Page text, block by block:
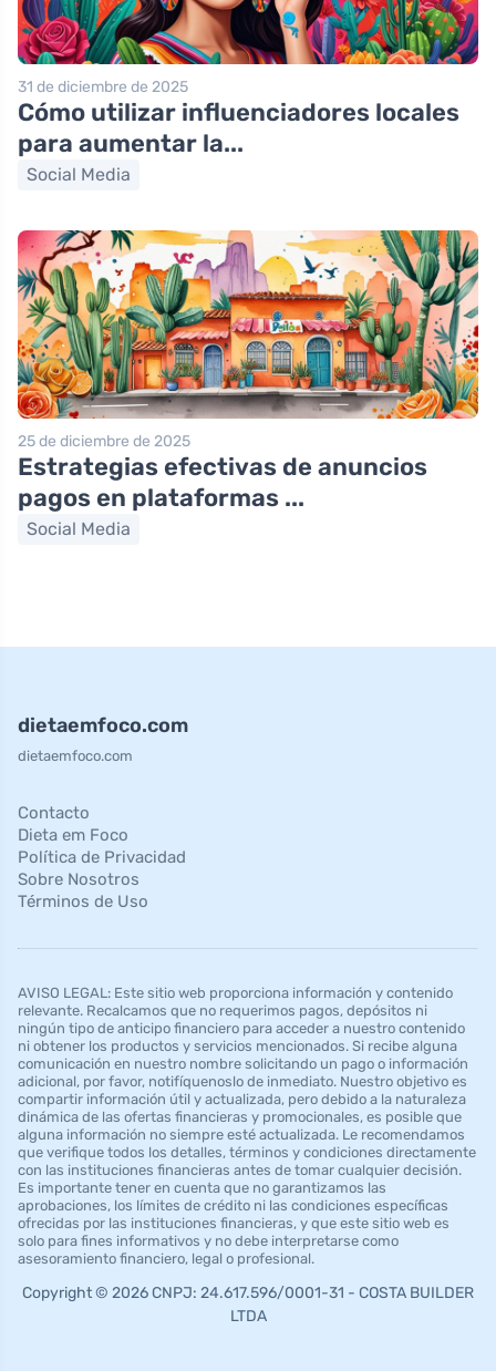
31 de diciembre de 2025
Cómo utilizar influenciadores locales
para aumentar la...
Social Media
25 de diciembre de 2025
Estrategias efectivas de anuncios
pagos en plataformas ...
Social Media
dietaemfoco.com
dietaemfoco.com
Contacto
Dieta em Foco
Política de Privacidad
Sobre Nosotros
Términos de Uso
AVISO LEGAL: Este sitio web proporciona información y contenido
relevante. Recalcamos que no requerimos pagos, depósitos ni
ningún tipo de anticipo financiero para acceder a nuestro contenido
ni obtener los productos y servicios mencionados. Si recibe alguna
comunicación en nuestro nombre solicitando un pago o información
adicional, por favor, notifíquenoslo de inmediato. Nuestro objetivo es
compartir información útil y actualizada, pero debido a la naturaleza
dinámica de las ofertas financieras y promocionales, es posible que
alguna información no siempre esté actualizada. Le recomendamos
que verifique todos los detalles, términos y condiciones directamente
con las instituciones financieras antes de tomar cualquier decisión.
Es importante tener en cuenta que no garantizamos las
aprobaciones, los límites de crédito ni las condiciones específicas
ofrecidas por las instituciones financieras, y que este sitio web es
solo para fines informativos y no debe interpretarse como
asesoramiento financiero, legal o profesional.
Copyright © 2026 CNPJ: 24.617.596/0001-31 - COSTA BUILDER
LTDA